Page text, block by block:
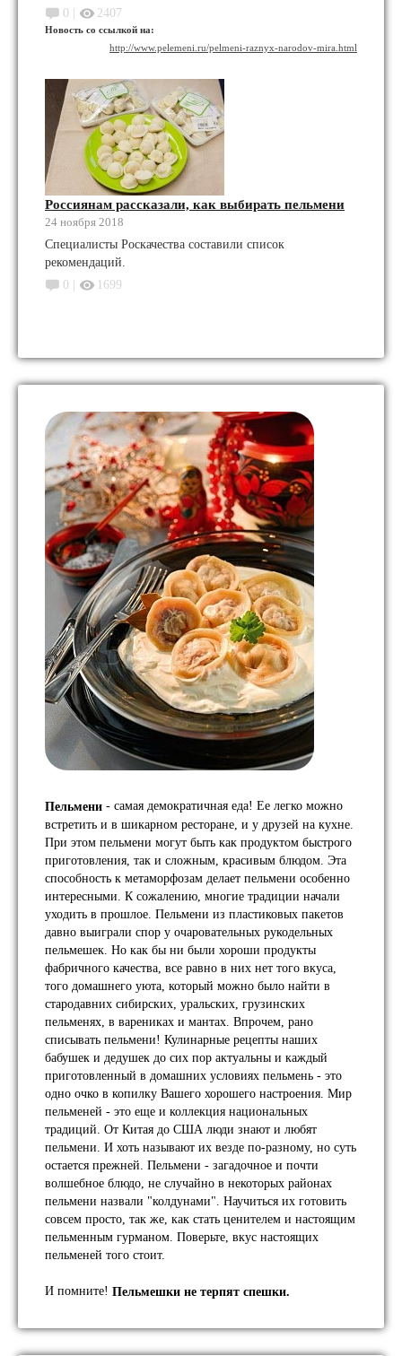
0 | 2407
Новость со ссылкой на:
http://www.pelemeni.ru/pelmeni-raznyx-narodov-mira.html
Россиянам рассказали, как выбирать пельмени
24 ноября 2018
Специалисты Роскачества составили список
рекомендаций.
0 |
1699
Пельмени - самая демократичная еда! Ее легко можно
встретить и в шикарном ресторане, и у друзей на кухне.
При этом пельмени могут быть как продуктом быстрого
приготовления, так и сложным, красивым блюдом. Эта
способность к метаморфозам делает пельмени особенно
интересными. К сожалению, многие традиции начали
уходить в прошлое. Пельмени из пластиковых пакетов
давно выиграли спор у очаровательных рукодельных
пельмешек. Но как бы ни были хороши продукты
фабричного качества, все равно в них нет того вкуса,
того домашнего уюта, который можно было найти в
стародавних сибирских, уральских, грузинских
пельменях, в варениках и мантах. Впрочем, рано
списывать пельмени! Кулинарные рецепты наших
бабушек и дедушек до сих пор актуальны и каждый
приготовленный в домашних условиях пельмень - это
одно очко в копилку Вашего хорошего настроения. Мир
пельменей - это еще и коллекция национальных
традиций. От Китая до США люди знают и любят
пельмени. И хоть называют их везде по-разному, но суть
остается прежней. Пельмени - загадочное и почти
волшебное блюдо, не случайно в некоторых районах
пельмени назвали "колдунами". Научиться их готовить
совсем просто, так же, как стать ценителем и настоящим
пельменным гурманом. Поверьте, вкус настоящих
пельменей того стоит.
И помните! Пельмешки не терпят спешки.